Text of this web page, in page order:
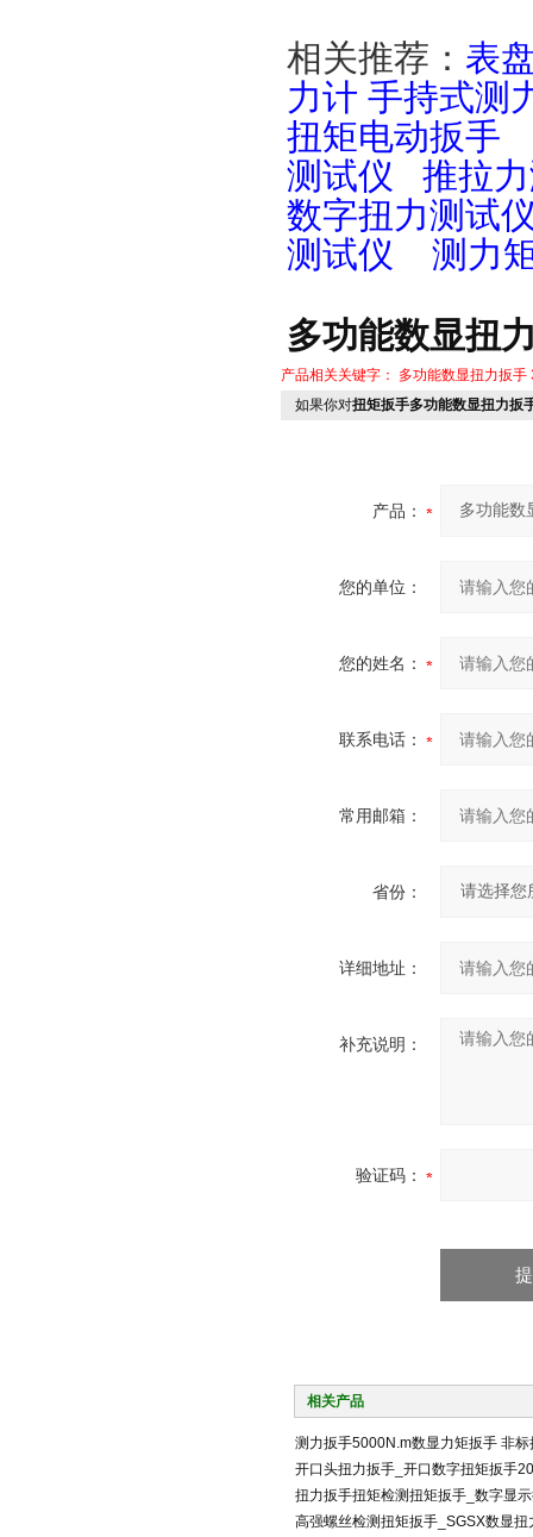
相关推荐： 表
力计 手持式测
扭矩电动扳手
测试仪
推拉
数字扭力测试
测试仪
测力
多功能数显扭
产品相关关键字： 多功能数显扭力扳手
如果你对扭矩扳手多功能数显扭力扳
产品：
您的单位：
您的姓名：
联系电话：
常用邮箱：
省份：
详细地址：
补充说明：
验证码：
相关产品
测力扳手5000N.m数显力矩扳手 非
开口头扭力扳手_开口数字扭矩扳手
扭力扳手扭矩检测扭矩扳手_数字显
高强螺丝检测扭矩扳手_SGSX数显扭